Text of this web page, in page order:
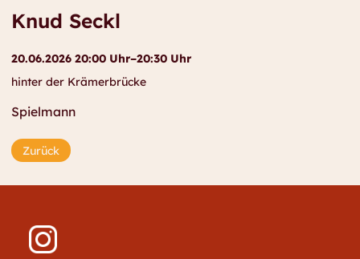
Knud Seckl
20.06.2026 20:00 Uhr–20:30 Uhr
hinter der Krämerbrücke
Spielmann
Zurück